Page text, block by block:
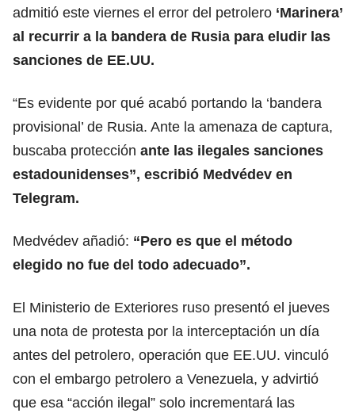
admitió este viernes el error del petrolero ‘Marinera’
al recurrir a la bandera de Rusia para eludir las
sanciones de EE.UU.
“Es evidente por qué acabó portando la ‘bandera
provisional’ de Rusia. Ante la amenaza de captura,
buscaba protección ante las ilegales sanciones
estadounidenses”, escribió Medvédev en
Telegram.
Medvédev añadió: “Pero es que el método
elegido no fue del todo adecuado”.
El Ministerio de Exteriores ruso presentó el jueves
una nota de protesta por la interceptación un día
antes del petrolero, operación que EE.UU. vinculó
con el embargo petrolero a Venezuela, y advirtió
que esa “acción ilegal” solo incrementará las